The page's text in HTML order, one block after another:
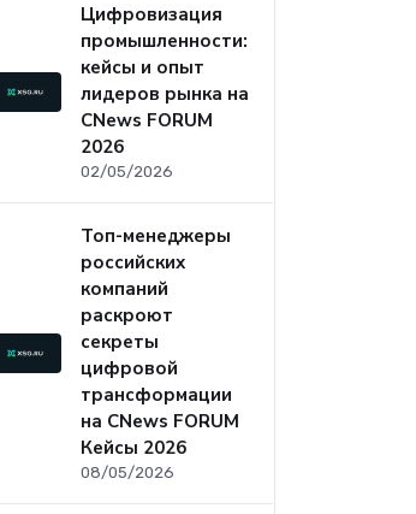
Цифровизация
промышленности:
кейсы и опыт
лидеров рынка на
CNews FORUM
2026
02/05/2026
Топ-менеджеры
российских
компаний
раскроют
секреты
цифровой
трансформации
на CNews FORUM
Кейсы 2026
08/05/2026